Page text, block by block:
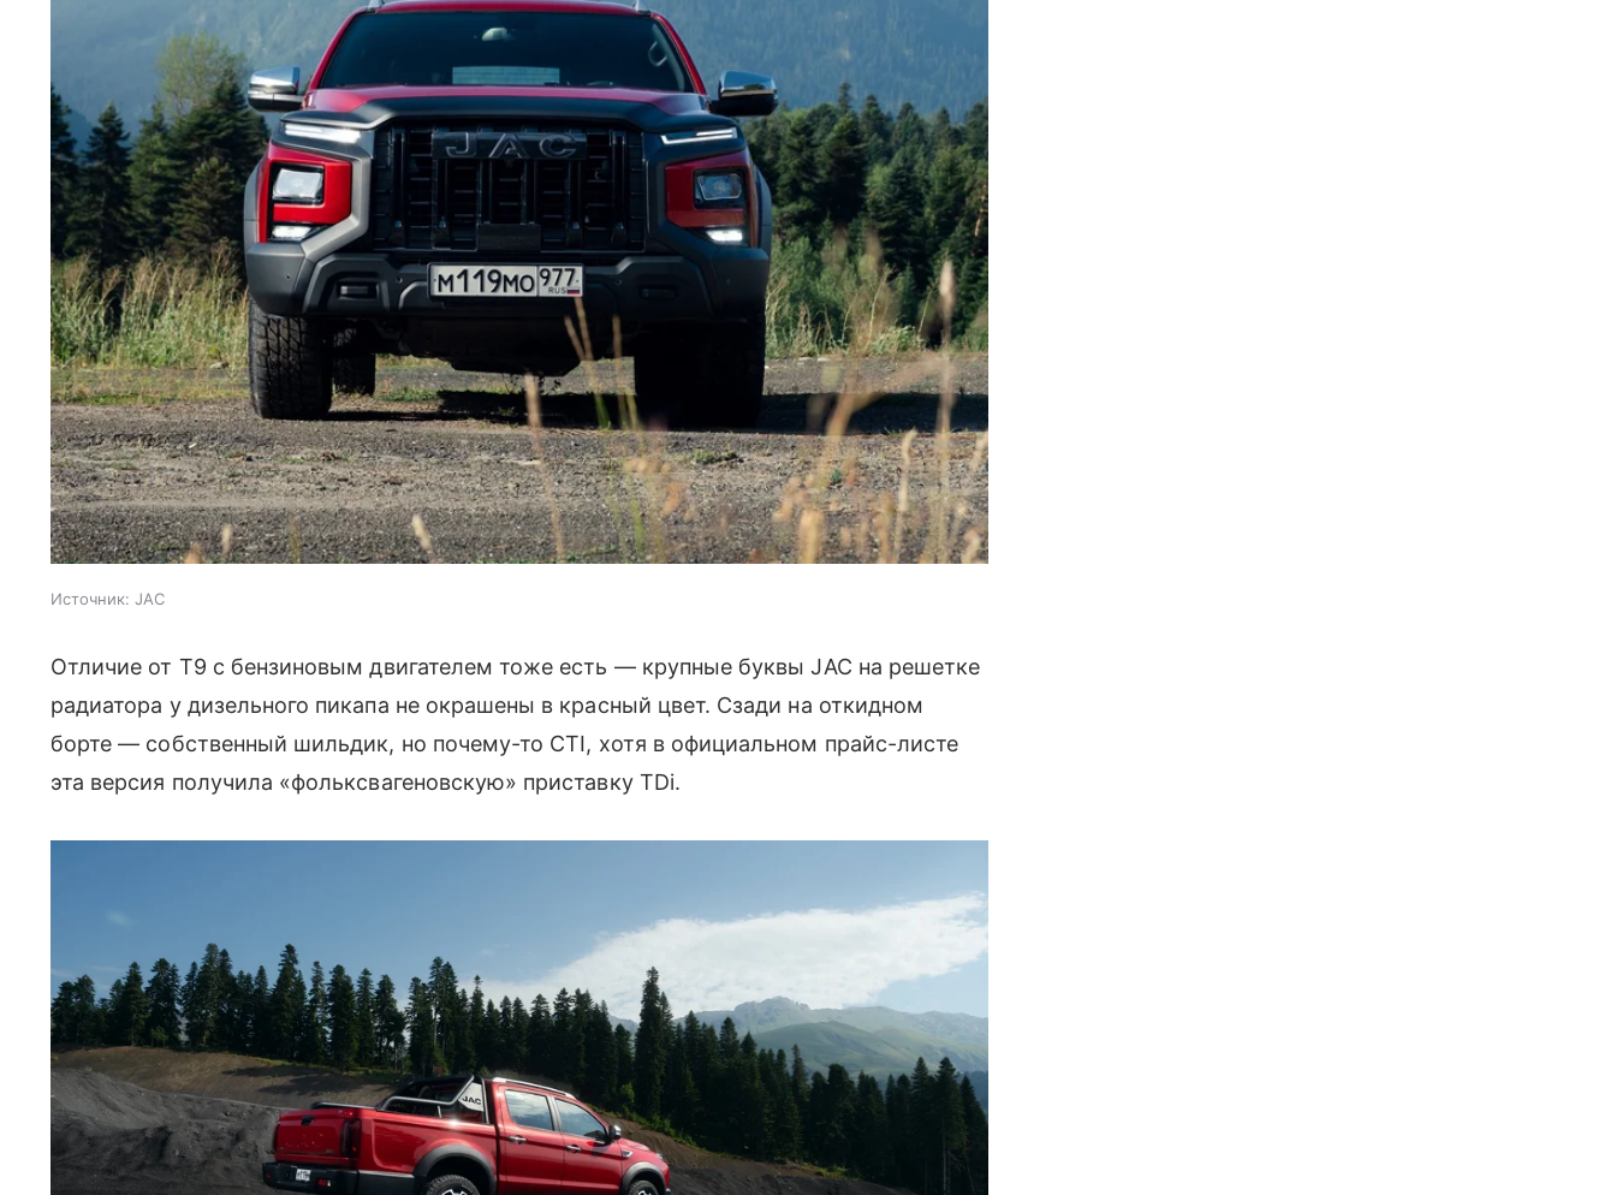
Источник: JAC
Отличие от T9 с бензиновым двигателем тоже есть — крупные буквы JAC на решетке
радиатора у дизельного пикапа не окрашены в красный цвет. Сзади на откидном
борте — собственный шильдик, но почему-то CTI, хотя в официальном прайс-листе
эта версия получила «фольксвагеновскую» приставку TDi.